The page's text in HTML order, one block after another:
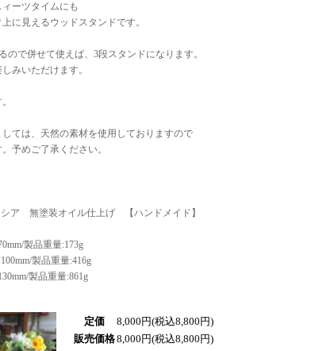
ーツタイムにも
に見えるウッドスタンドです。
ので併せて使えば、3段スタンドになります。
みいただけます。
ては、天然の素材を使用しておりますので
予めご了承ください。
ア 無塗装オイル仕上げ 【ハンドメイド】
製品重量:173g
製品重量:416g
製品重量:861g
定価
8,000円(税込8,800円)
販売価格8,000円(税込8,800円)